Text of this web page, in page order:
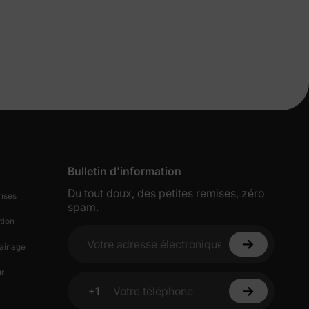
Bulletin d'information
Du tout doux, des petites remises, zéro
spam.
Votre adresse électronique
+1
Votre téléphone
et
sur votre